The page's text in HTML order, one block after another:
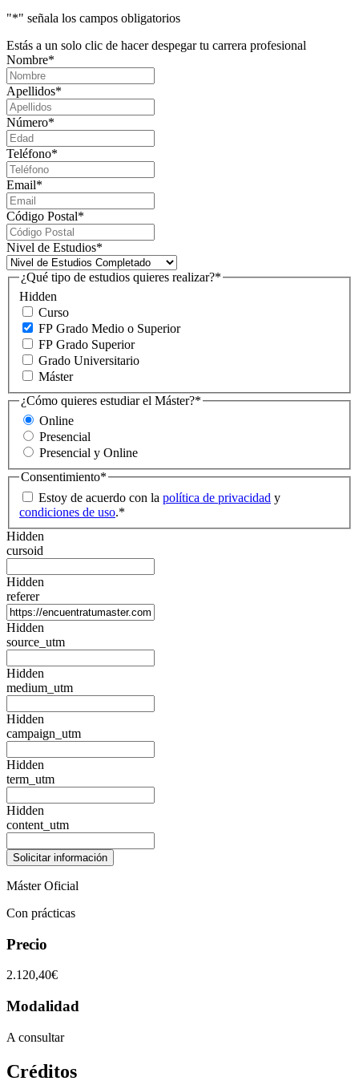
"*" señala los campos obligatorios
Estás a un solo clic de hacer despegar tu carrera profesional
Nombre*
Apellidos*
Número*
Teléfono*
Email*
Código Postal*
Nivel de Estudios*
Hidden
¿Qué tipo de estudios quieres realizar?*
Curso
FP Grado Medio o Superior
FP Grado Superior
Grado Universitario
Máster
¿Cómo quieres estudiar el Máster?*
Online
Presencial
Presencial y Online
Consentimiento*
Estoy de acuerdo con la política de privacidad y
condiciones de uso.*
Hidden
cursoid
Hidden
referer
Hidden
source_utm
Hidden
medium_utm
Hidden
campaign_utm
Hidden
term_utm
Hidden
content_utm
Máster Oficial
Con prácticas
Precio
2.120,40€
Modalidad
A consultar
Créditos